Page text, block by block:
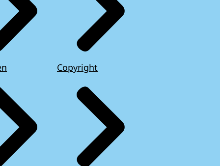
Copyright